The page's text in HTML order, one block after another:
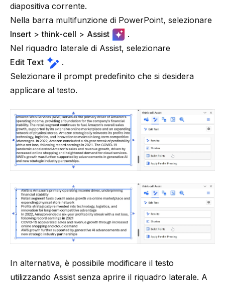
diapositiva corrente.
Nella barra multifunzione di PowerPoint, selezionare
Insert >think-cell > Assist
.
Nel riquadro laterale di Assist, selezionare
Edit Text
.
Selezionare il prompt predefinito che si desidera
applicare al testo.
In alternativa, è possibile modificare il testo
utilizzando Assist senza aprire il riquadro laterale. A